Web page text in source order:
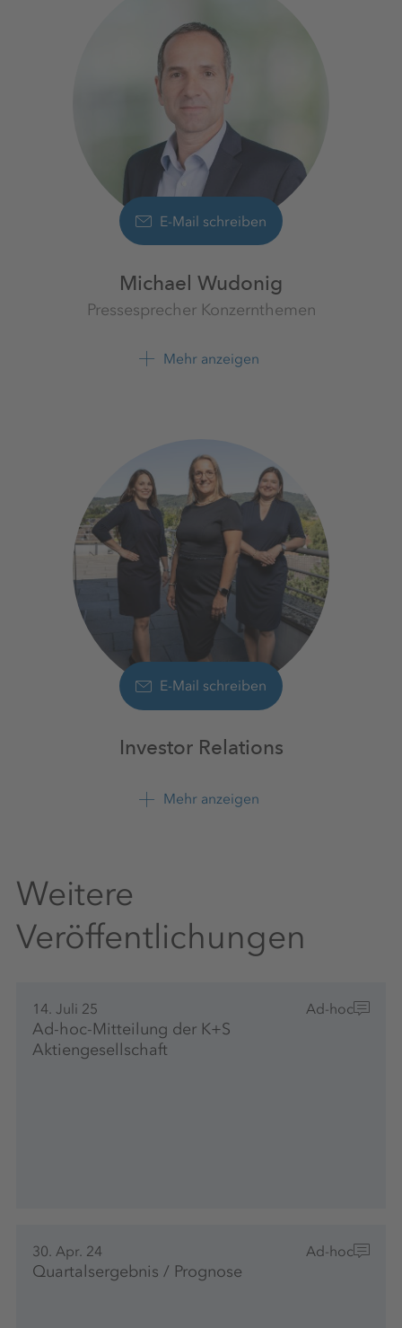
E-Mail schreiben
Michael Wudonig
Pressesprecher Konzernthemen
K+S Aktiengesellschaft
Mehr anzeigen
E-Mail schreiben
Investor Relations
+49 561 9301 1100
Mehr anzeigen
Weitere
Veröffentlichungen
14. Juli 25 Ad-hoc
Ad-hoc-Mitteilung der K+S
Aktiengesellschaft
30. Apr. 24 Ad-hoc
Quartalsergebnis / Prognose